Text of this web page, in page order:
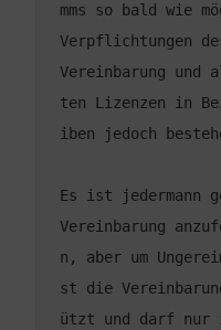
mms so bald wie
Verpflichtungen
Vereinbarung und
ten Lizenzen in
Es ist jedermann
Vereinbarung
n, aber um
st die
ützt und darf nur